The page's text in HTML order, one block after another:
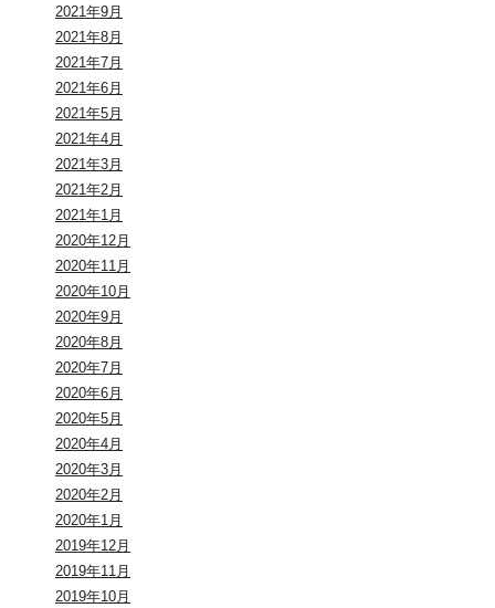
2021年9月
2021年8月
2021年7月
2021年6月
2021年5月
2021年4月
2021年3月
2021年2月
2021年1月
2020年12月
2020年11月
2020年10月
2020年9月
2020年8月
2020年7月
2020年6月
2020年5月
2020年4月
2020年3月
2020年2月
2020年1月
2019年12月
2019年11月
2019年10月